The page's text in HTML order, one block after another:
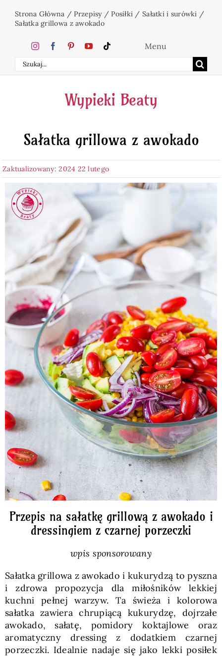
zawartości
Strona Główna /Przepisy/Posiłki / Sałatki i surówki /
Sałatka grillowa z awokado
Szukaj
Menu
Home
Ciasta
Desery
Pieczywo
Przetwory
Posiłki
Zdrowo i fit
Kuchnie świata
SKLEP
Polski
Wypieki Beaty
Sałatka grillowa z awokado
Zaktualizowany: 2024 22 lutego
Przepis na sałatkę grillową z awokado i
dressingiem z czarnej porzeczki
wpis sponsorowany
Sałatka grillowa z awokado i kukurydzą to pyszna
i zdrowa propozycja dla miłośników lekkiej
kuchni pełnej warzyw. Ta świeża i kolorowa
sałatka zawiera chrupiącą kukurydzę, dojrzałe
awokado, sałatę, pomidory koktajlowe oraz
aromatyczny dressing z dodatkiem czarnej
porzeczki. Idealnie nadaje się jako lekki posiłek